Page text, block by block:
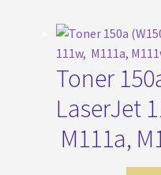
Toner
LaserJet
M111a,